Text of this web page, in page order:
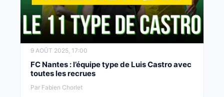
9 AOÛT 2025, 17:00
FC Nantes : l’équipe type de Luis Castro avec
toutes les recrues
Par Fabien Chorlet